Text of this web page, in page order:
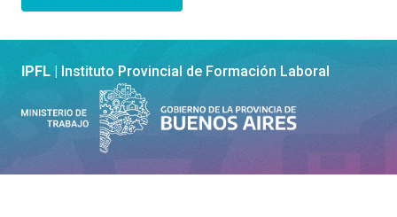
IPFL | Instituto Provincial de Formación Laboral